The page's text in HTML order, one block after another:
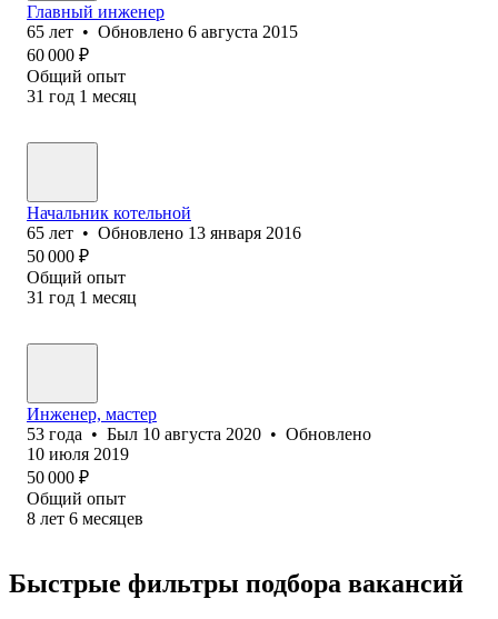
Главный инженер
65 лет • Обновлено 6 августа 2015
60 000 ₽
Общий опыт
31 год 1 месяц
Начальник котельной
65 лет • Обновлено 13 января 2016
50 000 ₽
Общий опыт
31 год 1 месяц
Инженер, мастер
53 года • Был 10 августа 2020 • Обновлено
10 июля 2019
50 000 ₽
Общий опыт
8 лет 6 месяцев
Быстрые фильтры подбора вакансий